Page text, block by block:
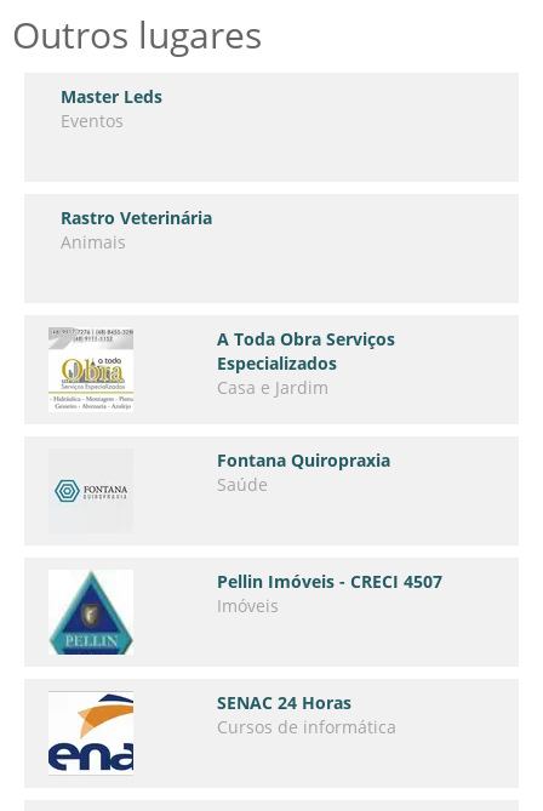
Outros lugares
Master Leds
Eventos
Rastro Veterinária
Animais
A Toda Obra Serviços
Especializados
Casa e Jardim
Fontana Quiropraxia
Saúde
Pellin Imóveis - CRECI 4507
Imóveis
SENAC 24 Horas
Cursos de informática